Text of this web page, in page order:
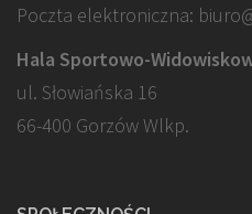
Poczta elektroniczna:
Hala Sportowo-
ul. Słowiańska 16
66-400 Gorzów Wlkp.